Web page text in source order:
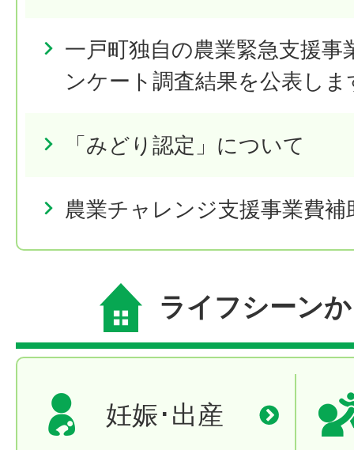
一戸町独自の農業緊急支援
ンケート調査結果を公表しま
「みどり認定」について
農業チャレンジ支援事業費補
ライフシーン
妊娠･出産